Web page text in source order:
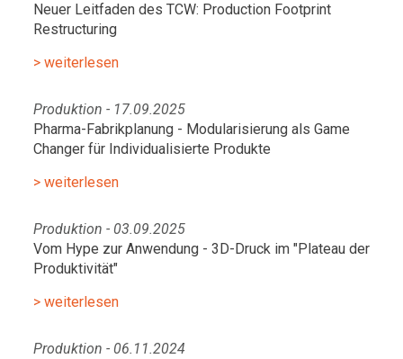
Neuer Leitfaden des TCW: Production Footprint
Restructuring
> weiterlesen
Produktion - 17.09.2025
Pharma-Fabrikplanung - Modularisierung als Game
Changer für Individualisierte Produkte
> weiterlesen
Produktion - 03.09.2025
Vom Hype zur Anwendung - 3D-Druck im "Plateau der
Produktivität"
> weiterlesen
Produktion - 06.11.2024